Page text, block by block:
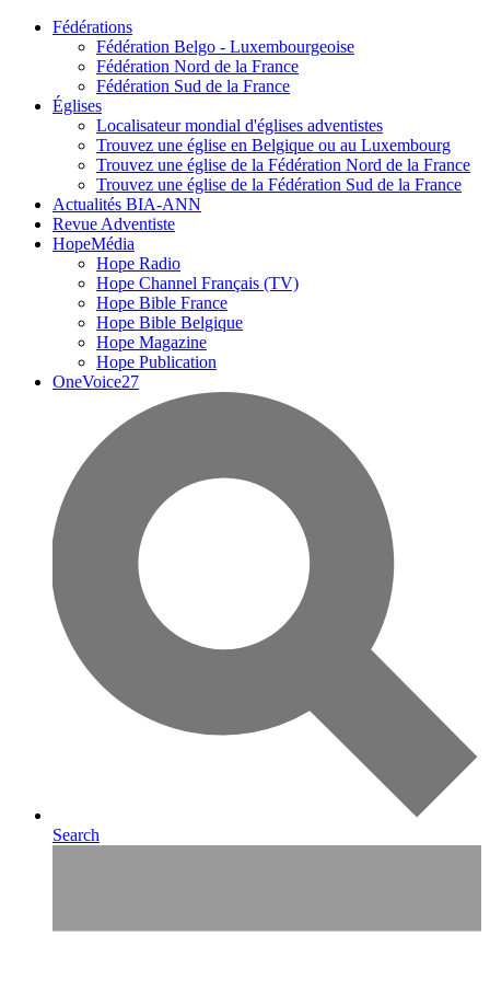
Fédérations
Fédération Belgo - Luxembourgeoise
Fédération Nord de la France
Fédération Sud de la France
Églises
Localisateur mondial d'églises adventistes
Trouvez une église en Belgique ou au Luxembourg
Trouvez une église de la Fédération Nord de la France
Trouvez une église de la Fédération Sud de la France
Actualités BIA-ANN
Revue Adventiste
HopeMédia
Hope Radio
Hope Channel Français (TV)
Hope Bible France
Hope Bible Belgique
Hope Magazine
Hope Publication
OneVoice27
Search